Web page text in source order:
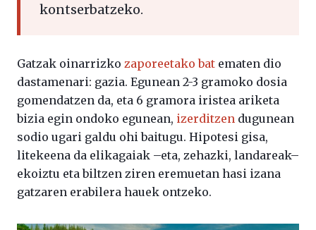
kontserbatzeko.
Gatzak oinarrizko zaporeetako bat ematen dio
dastamenari: gazia. Egunean 2-3 gramoko dosia
gomendatzen da, eta 6 gramora iristea ariketa
bizia egin ondoko egunean, izerditzen dugunean
sodio ugari galdu ohi baitugu. Hipotesi gisa,
litekeena da elikagaiak –eta, zehazki, landareak–
ekoiztu eta biltzen ziren eremuetan hasi izana
gatzaren erabilera hauek ontzeko.